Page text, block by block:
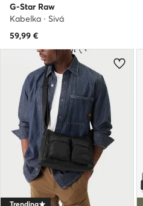
G-Star Raw
Kabelka · Sivá
59,99 €
Trending